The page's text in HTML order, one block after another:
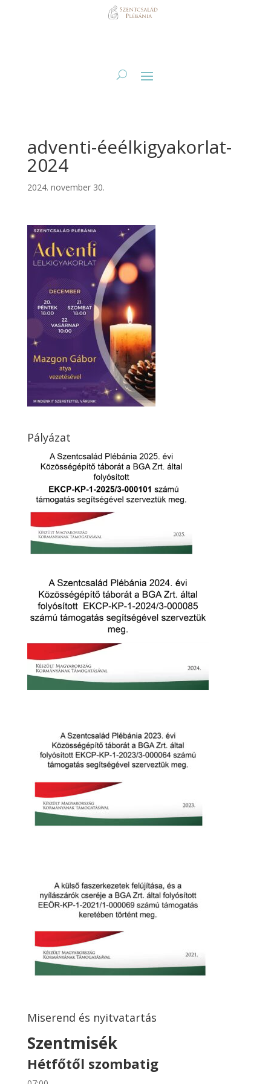
adventi-éeélkigyakorlat-
2024
2024. november 30.
Pályázat
Miserend és nyitvatartás
Szentmisék
Hétfőtől szombatig